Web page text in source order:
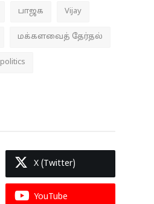
பாஜக Vijay
மக்களவைத் தேர்தல்
politics
X (Twitter)
YouTube